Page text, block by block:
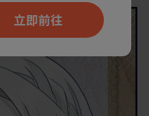
立即前往